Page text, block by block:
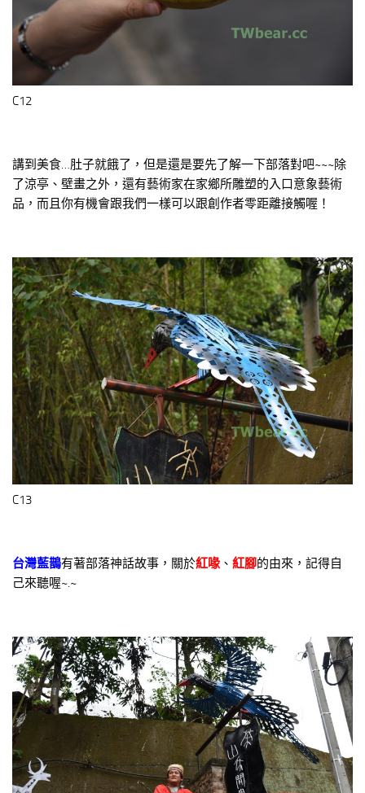
C12
講到美食…肚子就餓了，但是還是要先了解一下部落對吧~~~除
了涼亭、壁畫之外，還有藝術家在家鄉所雕塑的入口意象藝術
品，而且你有機會跟我們一樣可以跟創作者零距離接觸喔！
C13
台灣藍鵲有著部落神話故事，關於紅喙 、 紅腳的由來，記得自
己來聽喔~.~